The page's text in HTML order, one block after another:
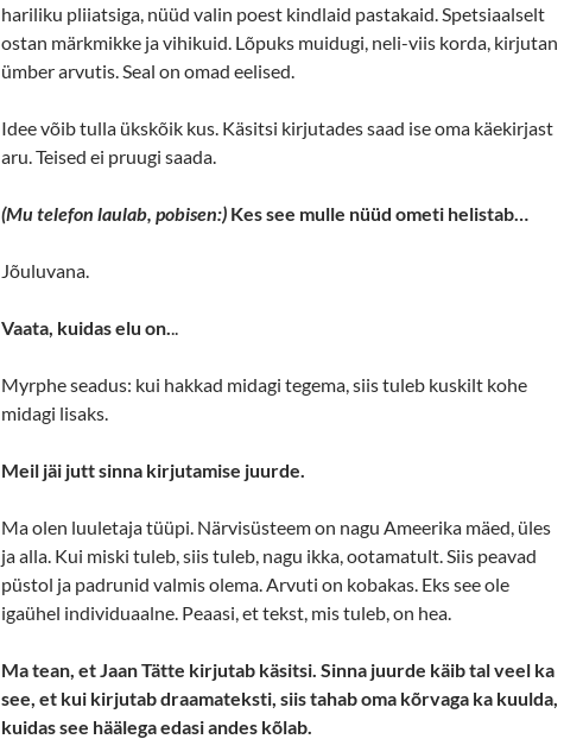
hariliku pliiatsiga, nüüd valin poest kindlaid pastakaid. Spetsiaalselt
ostan märkmikke ja vihikuid. Lõpuks muidugi, neli-viis korda, kirjutan
ümber arvutis. Seal on omad eelised.
Idee võib tulla ükskõik kus. Käsitsi kirjutades saad ise oma käekirjast
aru. Teised ei pruugi saada.
(Mu telefon laulab, pobisen:) Kes see mulle nüüd ometi helistab…
Jõuluvana.
Vaata, kuidas elu on.
Myrphe seadus: kui hakkad midagi tegema, siis tuleb kuskilt kohe
midagi lisaks.
Meil jäi jutt sinna kirjutamise juurde.
Ma olen luuletaja tüüpi. Närvisüsteem on nagu Ameerika mäed, üles
ja alla. Kui miski tuleb, siis tuleb, nagu ikka, ootamatult. Siis peavad
püstol ja padrunid valmis olema. Arvuti on kobakas. Eks see ole
igaühel individuaalne. Peaasi, et tekst, mis tuleb, on hea.
Ma tean, et Jaan Tätte kirjutab käsitsi. Sinna juurde käib tal veel ka
see, et kui kirjutab draamateksti, siis tahab oma kõrvaga ka kuulda,
kuidas see häälega edasi andes kõlab.